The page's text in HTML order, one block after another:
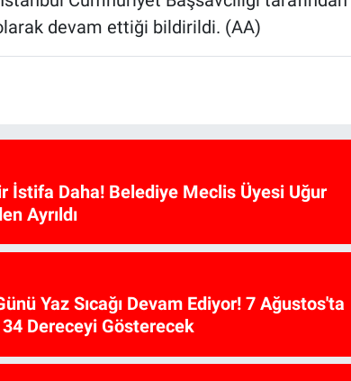
devam ettiği bildirildi. (AA)
İstifa Daha! Belediye Meclis Üyesi Uğur
Ayrıldı
Yaz Sıcağı Devam Ediyor! 7 Ağustos'ta
Dereceyi Gösterecek